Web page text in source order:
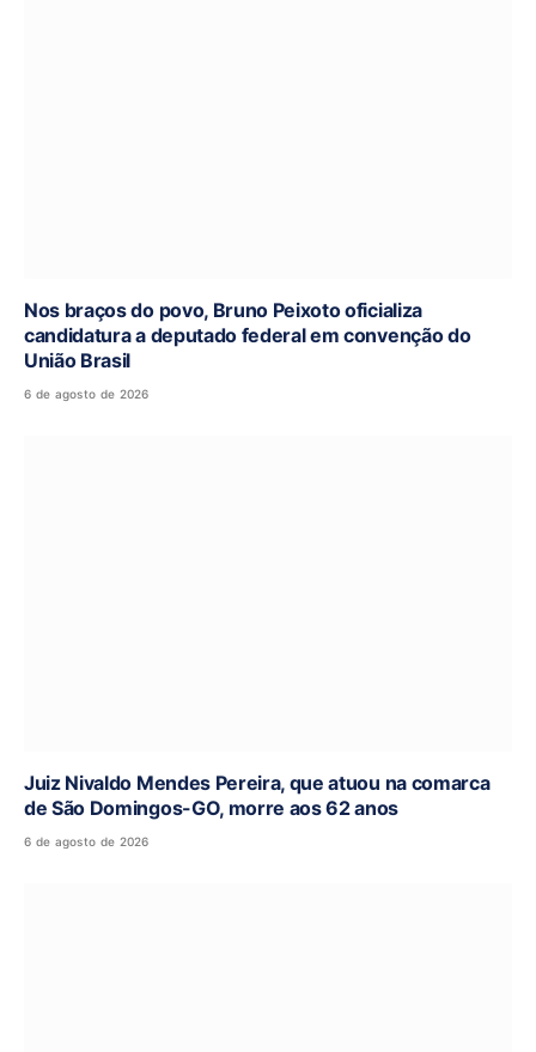
Nos braços do povo, Bruno Peixoto oficializa
candidatura a deputado federal em convenção do
União Brasil
6 de agosto de 2026
Juiz Nivaldo Mendes Pereira, que atuou na comarca
de São Domingos-GO, morre aos 62 anos
6 de agosto de 2026